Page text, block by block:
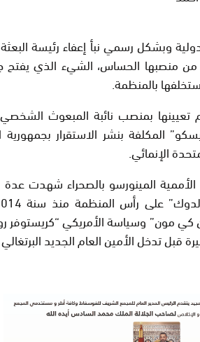
وبشكل رسمي نبأ إعفاء رئيسة
من منصبها الحساس، الشيء الذي
بالمنظمة.
تعيينها بمنصب نائبة المبعوث
المكلفة بنشر الاستقرار بجمهورية
الإنمائي.
الأممية المينورسو بالصحراء شهدت
كي مون” وسياسة الأمريكي “كريستوفر
قبل تدخل الأمين العام الجديد